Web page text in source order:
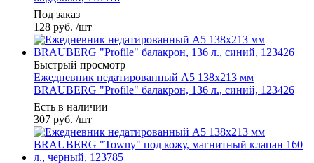
Под заказ
128 руб. /шт
Быстрый просмотр
Ежедневник недатированный А5 138x213 мм
BRAUBERG "Profile" балакрон, 136 л., синий, 123426
Есть в наличии
307 руб. /шт